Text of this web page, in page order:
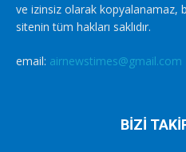
ve izinsiz olarak kopyalanamaz,
sitenin tüm hakları saklıdır.
email: airnewstimes@gmail.com
BİZİ